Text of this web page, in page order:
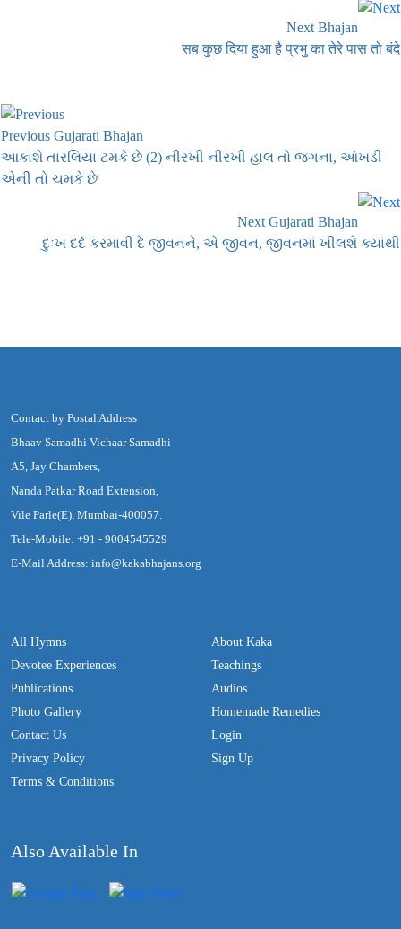
Next Bhajan
सब कुछ दिया हुआ है प्रभु का तेरे पास तो बंदे
Previous Gujarati Bhajan
આકાશે તારલિયા ટમકે છે (2) નીરખી નીરખી હાલ તો જગના, આંખડી
એની તો ચમકે છે
Next Gujarati Bhajan
દુઃખ દર્દ કરમાવી દે જીવનને, એ જીવન, જીવનમાં ખીલશે ક્યાંથી
Contact by Postal Address
Bhaav Samadhi Vichaar Samadhi
A5, Jay Chambers,
Nanda Patkar Road Extension,
Vile Parle(E), Mumbai-400057.
Tele-Mobile: +91 - 9004545529
E-Mail Address: info@kakabhajans.org
All Hymns
Devotee Experiences
Publications
Photo Gallery
Contact Us
Privacy Policy
Terms & Conditions
About Kaka
Teachings
Audios
Homemade Remedies
Login
Sign Up
Also Available In